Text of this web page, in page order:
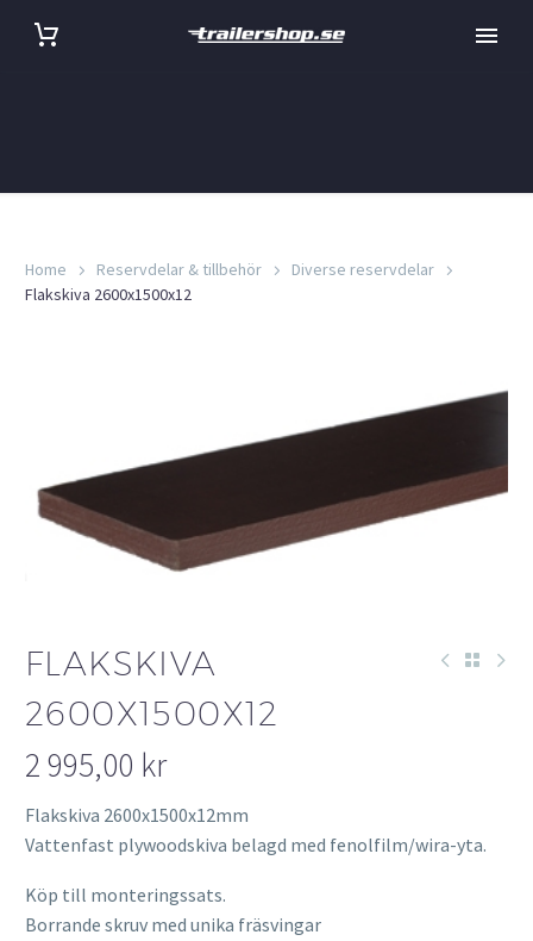
Home Reservdelar & tillbehör
Diverse reservdelar
Flakskiva 2600x1500x12
FLAKSKIVA
2600X1500X12
2 995,00 kr
Flakskiva 2600x1500x12mm
Vattenfast plywoodskiva belagd med fenolfilm/wira-yta.
Köp till monteringssats.
Borrande skruv med unika fräsvingar